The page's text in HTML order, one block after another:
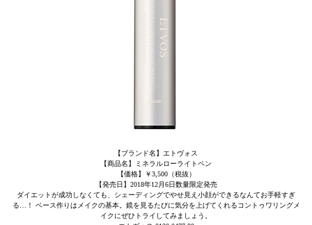
【ブランド名】エトヴォス
【商品名】ミネラルローライトペン
【価格】￥3,500（税抜）
【発売日】2018年12月6日数量限定発売
ダイエットが成功しなくても、シェーディングでやせ見え小顔ができるなんてお手軽すぎ
る…！ ベース作りはメイクの基本。鏡を見るたびに気分を上げてくれるコントゥワリングメ
イクにぜひトライしてみましょう。